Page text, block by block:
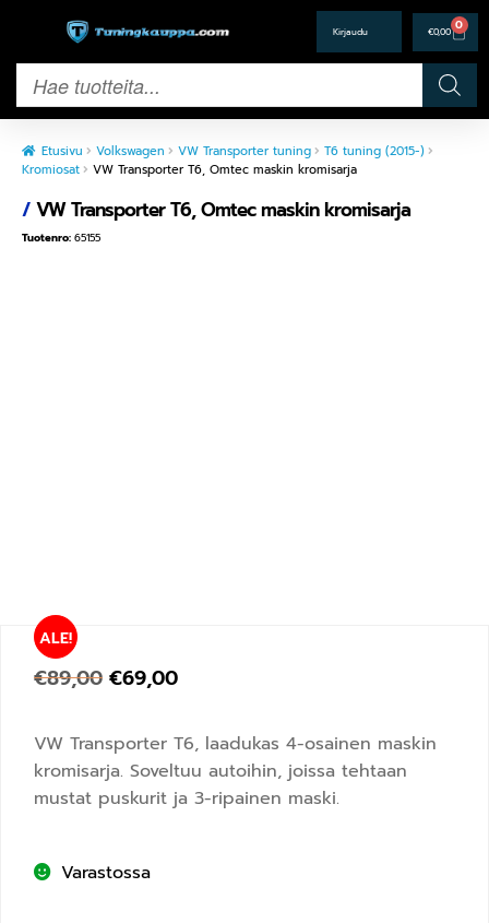
€0,00 0
Etusivu Volkswagen VW Transporter tuning
T6 tuning (2015-)
Kromiosat
VW Transporter T6, Omtec maskin kromisarja
/VW Transporter T6, Omtec maskin kromisarja
Tuotenro: 65155
ALE!
€89,00 €69,00
VW Transporter T6, laadukas 4-osainen maskin
kromisarja. Soveltuu autoihin, joissa tehtaan
mustat puskurit ja 3-ripainen maski.
Varastossa